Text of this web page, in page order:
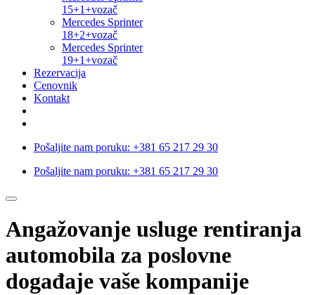
15+1+vozač
Mercedes Sprinter
18+2+vozač
Mercedes Sprinter
19+1+vozač
Rezervacija
Cenovnik
Kontakt
Pošaljite nam poruku: +381 65 217 29 30
Pošaljite nam poruku: +381 65 217 29 30
Angažovanje usluge rentiranja
automobila za poslovne
događaje vaše kompanije